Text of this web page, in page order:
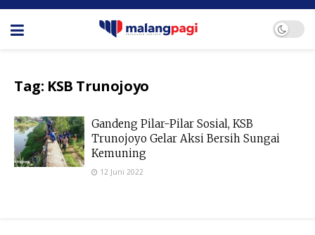
Tag: KSB Trunojoyo
Gandeng Pilar-Pilar Sosial, KSB
Trunojoyo Gelar Aksi Bersih Sungai
Kemuning
12 Juni 2022